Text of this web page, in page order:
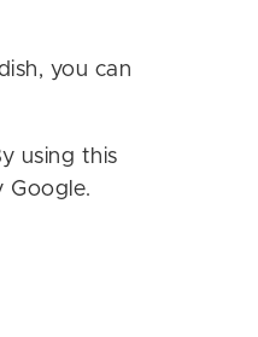
you can
using this
Google.